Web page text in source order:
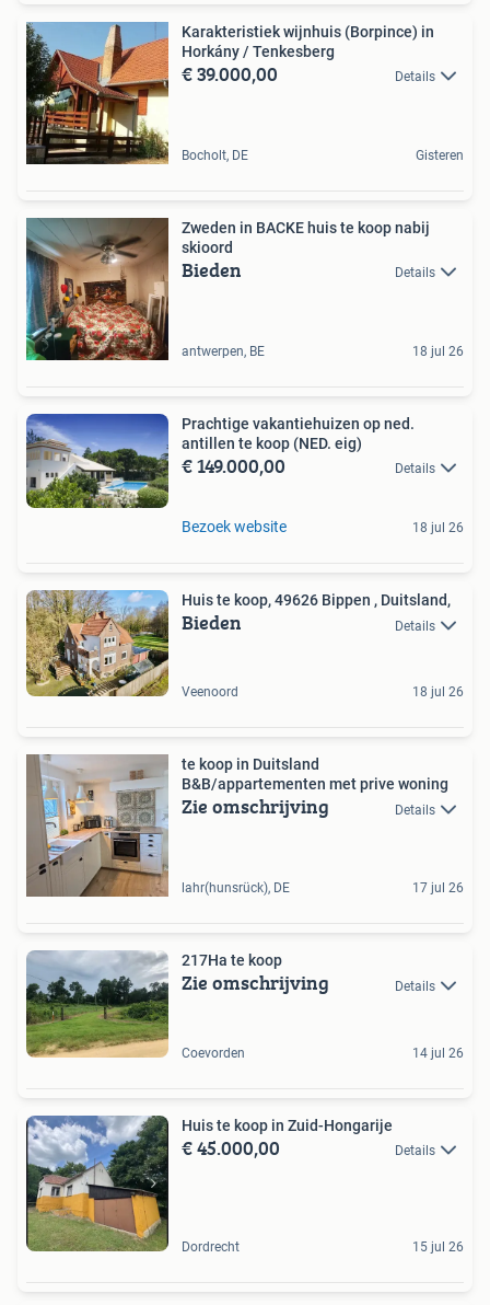
Karakteristiek wijnhuis (Borpince) in
Horkány / Tenkesberg
€ 39.000,00 Details
Bocholt, DE Gisteren
Zweden in BACKE huis te koop nabij
skioord
Bieden Details
antwerpen, BE 18 jul 26
Prachtige vakantiehuizen op ned.
antillen te koop (NED. eig)
€ 149.000,00 Details
Bezoek website 18 jul 26
Huis te koop, 49626 Bippen , Duitsland,
Bieden Details
Veenoord 18 jul 26
te koop in Duitsland
B&B/appartementen met prive woning
Zie omschrijving Details
lahr(hunsrück), DE 17 jul 26
217Ha te koop
Zie omschrijving Details
Coevorden 14 jul 26
Huis te koop in Zuid-Hongarije
€ 45.000,00 Details
Dordrecht 15 jul 26